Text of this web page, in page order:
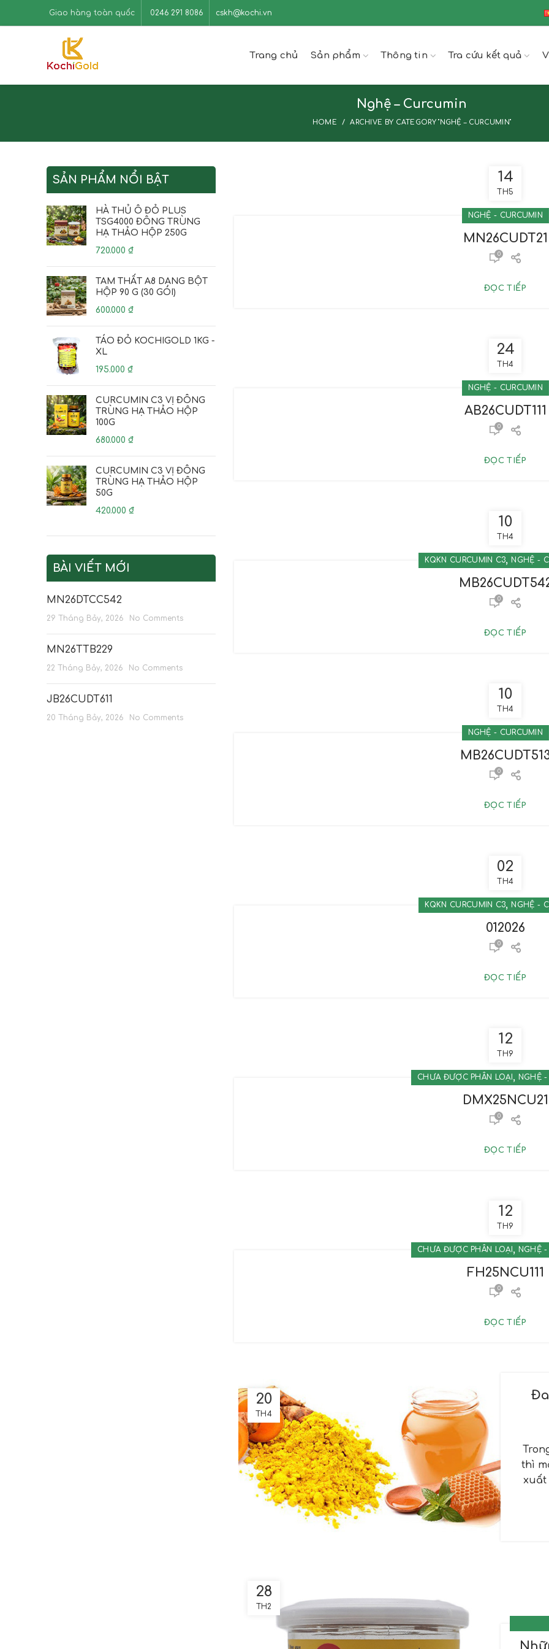
Giao hàng toàn quốc 0246 291 8086 cskh@kochi.vn
Trang chủ Sản phẩm Thông tin Tra cứu kết quả
Nghệ – Curcumin
HOME ARCHIVE BY CATEGORY "NGHỆ – CURCUMIN"
14
TH5
NGHỆ - CURCUMIN
MN26CUDT21
0
ĐỌC TIẾP
24
TH4
NGHỆ - CURCUMIN
AB26CUDT111
0
ĐỌC TIẾP
10
TH4
KQKN CURCUMIN C3,NGHỆ -
0
ĐỌC TIẾP
10
TH4
NGHỆ - CURCUMIN
0
ĐỌC TIẾP
02
TH4
KQKN CURCUMIN C3,NGHỆ -
012026
0
ĐỌC TIẾP
12
TH9
CHƯA ĐƯỢC PHÂN LOẠI, NGHỆ -
DMX25NCU21
0
ĐỌC TIẾP
12
TH9
CHƯA ĐƯỢC PHÂN LOẠI, NGHỆ -
FH25NCU111
0
ĐỌC TIẾP
20
TH4
thì
xuất
28
TH2
SẢN PHẨM NỔI BẬT
HÀ THỦ Ô ĐỎ PLUS
TSG4000 ĐÔNG TRÙNG
HẠ THẢO HỘP 250G
720.000 ₫
TAM THẤT A8 DẠNG BỘT
HỘP 90 G (30 GÓI)
600.000 ₫
TÁO ĐỎ KOCHIGOLD 1KG -
XL
195.000 ₫
CURCUMIN C3 VỊ ĐÔNG
TRÙNG HẠ THẢO HỘP
100G
680.000 ₫
CURCUMIN C3 VỊ ĐÔNG
TRÙNG HẠ THẢO HỘP
50G
420.000 ₫
BÀI VIẾT MỚI
MN26DTCC542
29 Tháng Bảy, 2026 No Comments
MN26TTB229
22 Tháng Bảy, 2026 No Comments
JB26CUDT611
20 Tháng Bảy, 2026 No Comments